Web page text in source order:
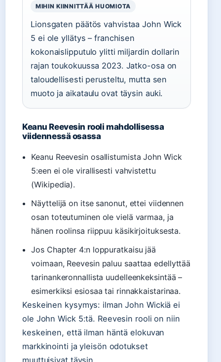
MIHIN KIINNITTÄÄ HUOMIOTA
Lionsgaten päätös vahvistaa John Wick
5 ei ole yllätys – franchisen
kokonaislipputulo ylitti miljardin dollarin
rajan toukokuussa 2023. Jatko-osa on
taloudellisesti perusteltu, mutta sen
muoto ja aikataulu ovat täysin auki.
Keanu Reevesin rooli mahdollisessa
viidennessä osassa
Keanu Reevesin osallistumista John Wick
5:een ei ole virallisesti vahvistettu
(Wikipedia).
Näyttelijä on itse sanonut, ettei viidennen
osan toteutuminen ole vielä varmaa, ja
hänen roolinsa riippuu käsikirjoituksesta.
Jos Chapter 4:n loppuratkaisu jää
voimaan, Reevesin paluu saattaa edellyttää
tarinankeronnallista uudelleenkeksintää –
esimerkiksi esiosaa tai rinnakkaistarinaa.
Keskeinen kysymys: ilman John Wickiä ei
ole John Wick 5:tä. Reevesin rooli on niin
keskeinen, että ilman häntä elokuvan
markkinointi ja yleisön odotukset